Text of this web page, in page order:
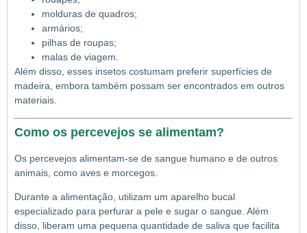
molduras de quadros;
armários;
pilhas de roupas;
malas de viagem.
Além disso, esses insetos costumam preferir superfícies de
madeira, embora também possam ser encontrados em outros
materiais.
Como os percevejos se alimentam?
Os percevejos alimentam-se de sangue humano e de outros
animais, como aves e morcegos.
Durante a alimentação, utilizam um aparelho bucal
especializado para perfurar a pele e sugar o sangue. Além
disso, liberam uma pequena quantidade de saliva que facilita